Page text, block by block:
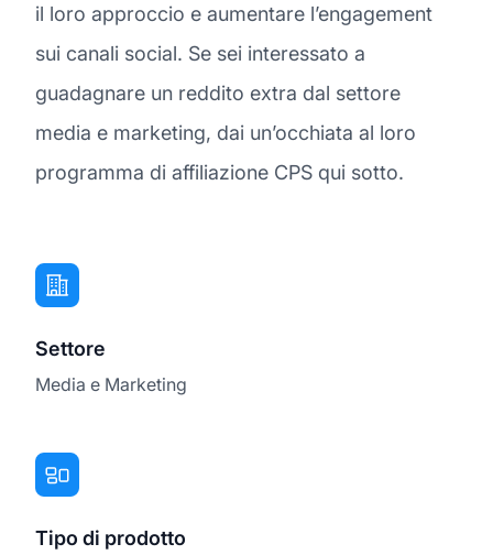
il loro approccio e aumentare l’engagement
sui canali social. Se sei interessato a
guadagnare un reddito extra dal settore
media e marketing, dai un’occhiata al loro
programma di affiliazione CPS qui sotto.
Settore
Media e Marketing
Tipo di prodotto